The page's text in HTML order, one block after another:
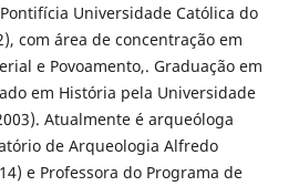
Universidade Católica do
com área de concentração em
e Povoamento,. Graduação em
em História pela Universidade
Atualmente é arqueóloga
de Arqueologia Alfredo
e Professora do Programa de